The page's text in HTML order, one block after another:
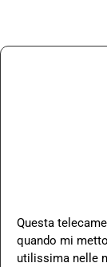
Questa
quando mi
utilissima nelle